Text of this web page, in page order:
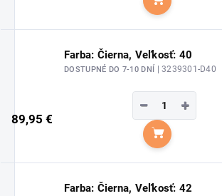
Do košíka
Farba: Čierna, Veľkosť: 40
DOSTUPNÉ DO 7-10 DNÍ | 3239301-D40
89,95 €
+
−
Do košíka
Farba: Čierna, Veľkosť: 42